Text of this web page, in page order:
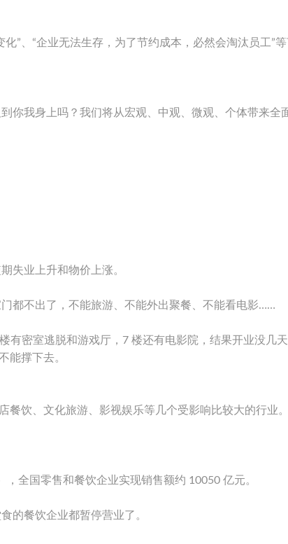
”、“企业无法生存，为了节约成本，必然会淘汰员工”等
你我身上吗？我们将从宏观、中观、微观、个体带来全
失业上升和物价上涨。
都不出了，不能旅游、不能外出聚餐、不能看电影……
有密室逃脱和游戏厅，7 楼还有电影院，结果开业没几
能撑下去。
餐饮、文化旅游、影视娱乐等几个受影响比较大的行业。
全国零售和餐饮企业实现销售额约 10050 亿元。
的餐饮企业都暂停营业了。